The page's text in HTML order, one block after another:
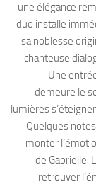
une élégance
duo installe
sa noblesse
chanteuse
Une
demeure le
lumières
Quelques
monter
de Gabrielle.
retrouver